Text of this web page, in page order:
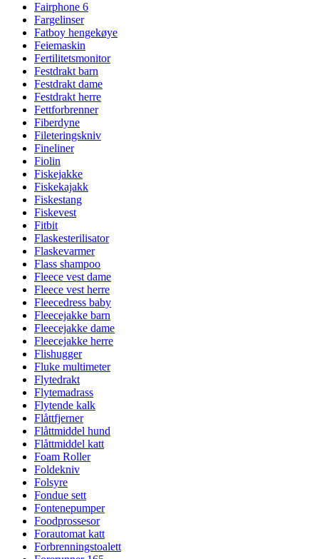
Fairphone 6
Fargelinser
Fatboy hengekøye
Feiemaskin
Fertilitetsmonitor
Festdrakt barn
Festdrakt dame
Festdrakt herre
Fettforbrenner
Fiberdyne
Fileteringskniv
Fineliner
Fiolin
Fiskejakke
Fiskekajakk
Fiskestang
Fiskevest
Fitbit
Flaskesterilisator
Flaskevarmer
Flass shampoo
Fleece vest dame
Fleece vest herre
Fleecedress baby
Fleecejakke barn
Fleecejakke dame
Fleecejakke herre
Flishugger
Fluke multimeter
Flytedrakt
Flytemadrass
Flytende kalk
Flåttfjerner
Flåttmiddel hund
Flåttmiddel katt
Foam Roller
Foldekniv
Folsyre
Fondue sett
Fontenepumper
Foodprossesor
Forautomat katt
Forbrenningstoalett